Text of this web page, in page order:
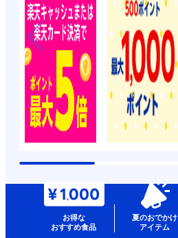
お得な
おすすめ食品
夏のおでかけ
アイテム